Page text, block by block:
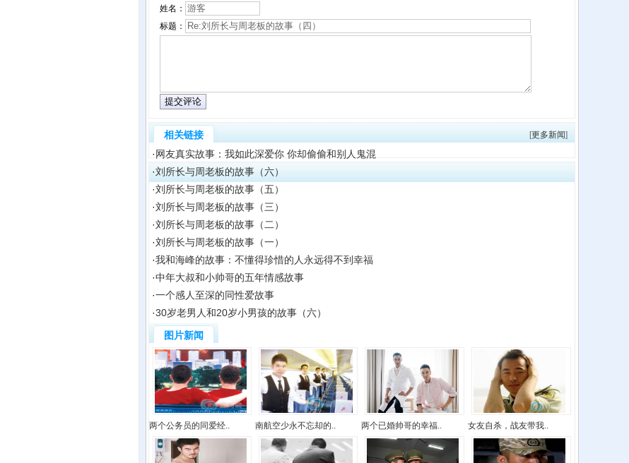
姓名：
标题：
相关链接 [更多新闻]
·网友真实故事：我如此深爱你 你却偷偷和别人鬼混
·刘所长与周老板的故事（六）
·刘所长与周老板的故事（五）
·刘所长与周老板的故事（三）
·刘所长与周老板的故事（二）
·刘所长与周老板的故事（一）
·我和海峰的故事：不懂得珍惜的人永远得不到幸福
·中年大叔和小帅哥的五年情感故事
·一个感人至深的同性爱故事
·30岁老男人和20岁小男孩的故事（六）
图片新闻
两个公务员的同爱经.. 南航空少永不忘却的.. 两个已婚帅哥的幸福.. 女友自杀，战友带我..